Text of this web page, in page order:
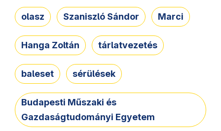
olasz Szaniszló Sándor Marci
Hanga Zoltán tárlatvezetés
baleset sérülések
Budapesti Műszaki és
Gazdaságtudományi Egyetem